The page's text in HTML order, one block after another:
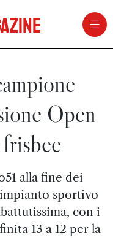
Open
alla fine dei
sportivo
con i
13 a 12 per la